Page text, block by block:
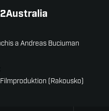
a Andreas Buciuman
(Rakousko)